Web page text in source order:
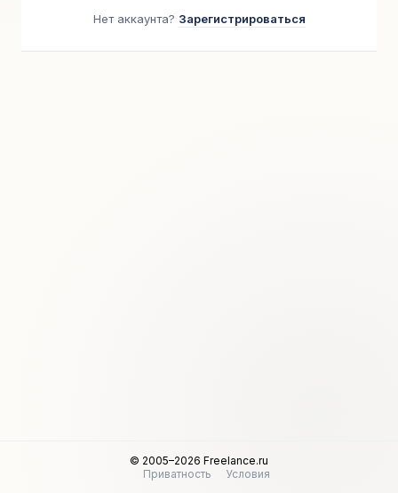
Нет аккаунта? Зарегистрироваться
© 2005–2026 Freelance.ru
Приватность
Условия